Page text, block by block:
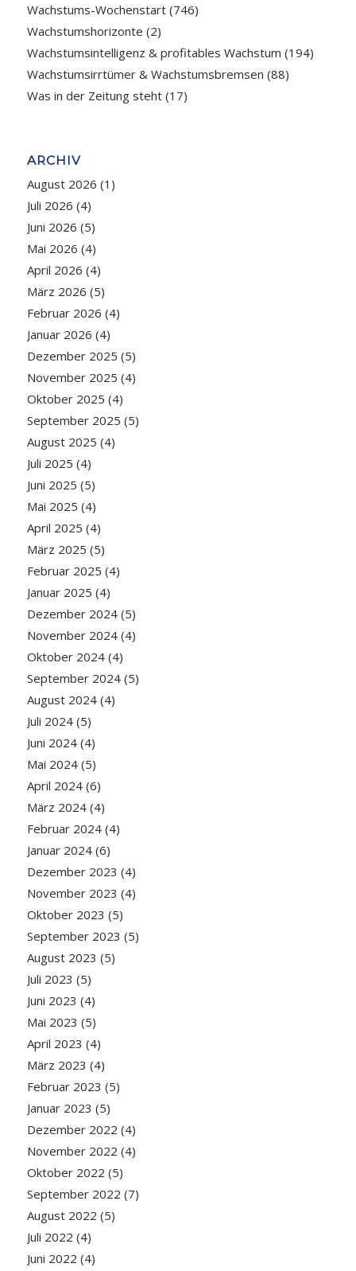
Wachstums-Wochenstart(746)
Wachstumshorizonte (2)
Wachstumsintelligenz & profitables Wachstum (194)
Wachstumsirrtümer & Wachstumsbremsen (88)
Was in der Zeitung steht(17)
ARCHIV
August 2026 (1)
Juli 2026 (4)
Juni 2026 (5)
Mai 2026 (4)
April 2026 (4)
März 2026 (5)
Februar 2026 (4)
Januar 2026 (4)
Dezember 2025 (5)
November 2025 (4)
Oktober 2025 (4)
September 2025 (5)
August 2025 (4)
Juli 2025 (4)
Juni 2025 (5)
Mai 2025 (4)
April 2025 (4)
März 2025 (5)
Februar 2025 (4)
Januar 2025 (4)
Dezember 2024(5)
November 2024(4)
Oktober 2024(4)
September 2024(5)
August 2024(4)
Juli 2024(5)
Juni 2024(4)
Mai 2024(5)
April 2024(6)
März 2024(4)
Februar 2024(4)
Januar 2024(6)
Dezember 2023 (4)
November 2023 (4)
Oktober 2023 (5)
September 2023 (5)
August 2023 (5)
Juli 2023 (5)
Juni 2023 (4)
Mai 2023 (5)
April 2023 (4)
März 2023 (4)
Februar 2023 (5)
Januar 2023 (5)
Dezember 2022 (4)
November 2022 (4)
Oktober 2022 (5)
September 2022 (7)
August 2022 (5)
Juli 2022 (4)
Juni 2022 (4)